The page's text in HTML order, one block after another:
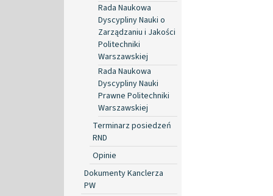
Rada Naukowa
Dyscypliny Nauki o
Zarządzaniu i Jakości
Politechniki
Warszawskiej
Rada Naukowa
Dyscypliny Nauki
Prawne Politechniki
Warszawskiej
Terminarz posiedzeń
RND
Opinie
Dokumenty Kanclerza
PW